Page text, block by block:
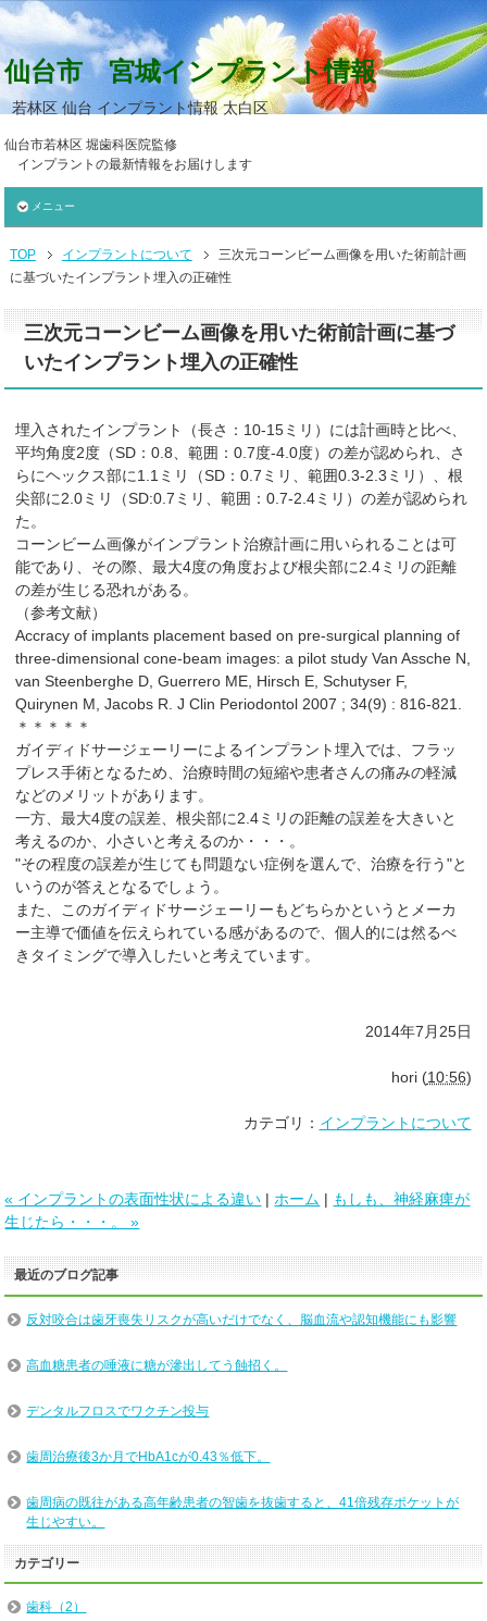
仙台市 宮城インプラント情報
若林区 仙台 インプラント情報 太白区
仙台市若林区 堀歯科医院監修
インプラントの最新情報をお届けします
メニュー
TOP インプラントについて
三次元コーンビーム画像を用いた術前計画
に基づいたインプラント埋入の正確性
三次元コーンビーム画像を用いた術前計画に基づ
いたインプラント埋入の正確性
埋入されたインプラント（長さ：10-15ミリ）には計画時と比べ、
平均角度2度（SD：0.8、範囲：0.7度-4.0度）の差が認められ、さ
らにヘックス部に1.1ミリ（SD：0.7ミリ、範囲0.3-2.3ミリ）、根
尖部に2.0ミリ（SD:0.7ミリ、範囲：0.7-2.4ミリ）の差が認められ
た。
コーンビーム画像がインプラント治療計画に用いられることは可
能であり、その際、最大4度の角度および根尖部に2.4ミリの距離
の差が生じる恐れがある。
（参考文献）
Accracy of implants placement based on pre-surgical planning of
three-dimensional cone-beam images: a pilot study Van Assche N,
van Steenberghe D, Guerrero ME, Hirsch E, Schutyser F,
Quirynen M, Jacobs R. J Clin Periodontol 2007 ; 34(9) : 816-821.
＊＊＊＊＊
ガイディドサージェーリーによるインプラント埋入では、フラッ
プレス手術となるため、治療時間の短縮や患者さんの痛みの軽減
などのメリットがあります。
一方、最大4度の誤差、根尖部に2.4ミリの距離の誤差を大きいと
考えるのか、小さいと考えるのか・・・。
"その程度の誤差が生じても問題ない症例を選んで、治療を行う"と
いうのが答えとなるでしょう。
また、このガイディドサージェーリーもどちらかというとメーカ
ー主導で価値を伝えられている感があるので、個人的には然るべ
きタイミングで導入したいと考えています。
2014年7月25日
hori(10:56)
カテゴリ： インプラントについて
« インプラントの表面性状による違い | ホーム | もしも、神経麻痺が
生じたら・・・。 »
最近のブログ記事
反対咬合は歯牙喪失リスクが高いだけでなく、脳血流や認知機能にも影響
高血糖患者の唾液に糖が滲出してう蝕招く。
デンタルフロスでワクチン投与
歯周治療後3か月でHbA1cが0.43％低下。
歯周病の既往がある高年齢患者の智歯を抜歯すると、41倍残存ポケットが
生じやすい。
カテゴリー
歯科（2）